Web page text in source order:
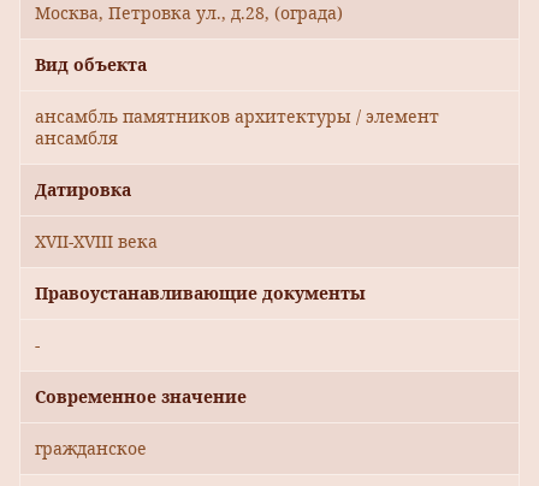
Москва, Петровка ул., д.28, (ограда)
Вид объекта
ансамбль памятников архитектуры / элемент
ансамбля
Датировка
XVII-XVIII века
Правоустанавливающие документы
-
Современное значение
гражданское